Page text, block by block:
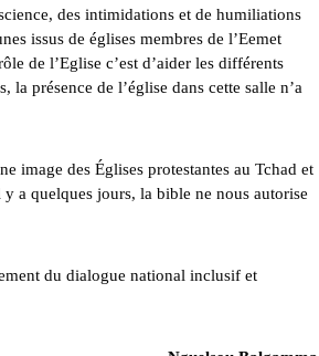
des intimidations et de humiliations
issus de églises membres de l’Eemet
de l’Eglise c’est d’aider les différents
présence de l’église dans cette salle n’a
image des Églises protestantes au Tchad et
a quelques jours, la bible ne nous autorise
du dialogue national inclusif et